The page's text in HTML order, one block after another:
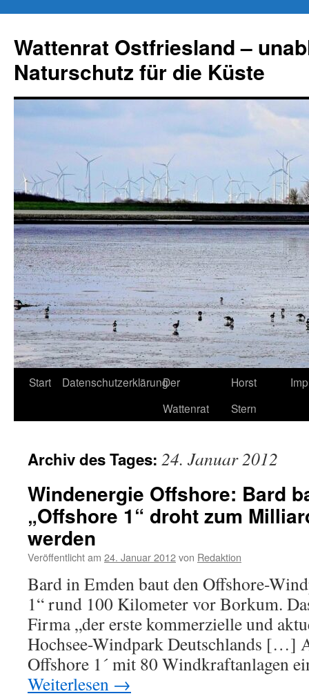
springen
Wattenrat Ostfriesland –
Naturschutz für die Küste
Start DatenschutzerklärungDer
Wattenrat
Horst
Stern
Archiv des Tages: 24. Januar 2012
Windenergie Offshore: Bard
„Offshore 1“ droht zum
werden
Veröffentlicht am 24. Januar 2012von Redaktion
Bard in Emden baut den Offshore-
1“ rund 100 Kilometer vor Borkum.
Firma „der erste kommerzielle und
Hochsee-Windpark Deutschlands […]
Offshore 1´ mit 80 Windkraftanlagen
Weiterlesen →